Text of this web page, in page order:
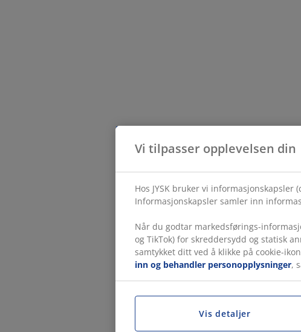
Vi tilpasser opplevelsen din
Hos JYSK bruker vi
Informasjonskapsler samler inn
Når du godtar markedsførings-
og TikTok) for skreddersydd og statisk
samtykket ditt ved å klikke på cookie-
inn og behandler personopplysninger,
Vis detaljer